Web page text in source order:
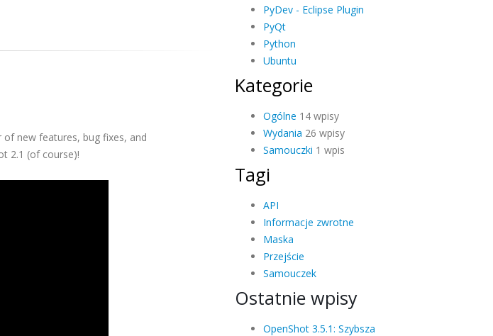
new features, bug fixes, and
2.1 (of course)!
PyDev - Eclipse Plugin
PyQt
Python
Ubuntu
Kategorie
Ogólne 14 wpisy
Wydania 26 wpisy
Samouczki 1 wpis
Tagi
API
Informacje zwrotne
Maska
Przejście
Samouczek
Ostatnie wpisy
OpenShot 3.5.1: Szybsza